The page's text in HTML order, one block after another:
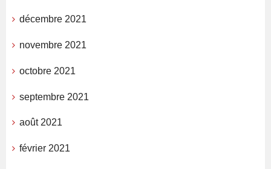
décembre 2021
novembre 2021
octobre 2021
septembre 2021
août 2021
février 2021